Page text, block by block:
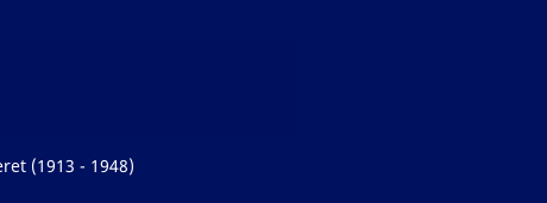
(1913 - 1948)